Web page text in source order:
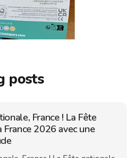
posts
France ! La Fête
France 2026 avec une